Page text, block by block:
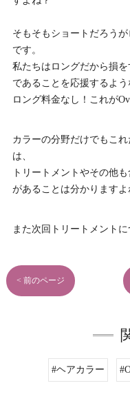
そもそもショートだろう
です。
私たちはロングだから損
であることを応援するよ
ロング料金なし！これが
カラーの分野だけでもこ
は、
トリートメントやその他
があることは分かりますよ
また次回トリートメント
< 前のページ
#ヘアカラー